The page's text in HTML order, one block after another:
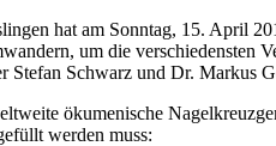
hat am Sonntag, 15. April
um die verschiedensten
Stefan Schwarz und Dr. Markus
ökumenische
werden muss: